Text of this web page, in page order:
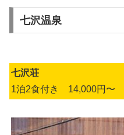
七沢温泉
七沢荘
1泊2食付き 14,000円〜